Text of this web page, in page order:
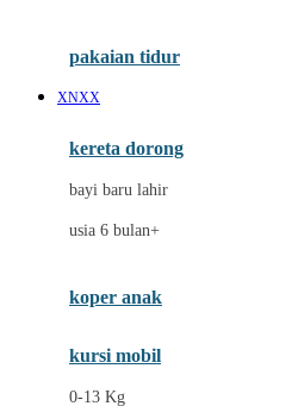
Drew
E
ELC
Ergobaby
Ezyroller
F
pakaian tidur
XNXX
kereta dorong
bayi baru lahir
usia 6 bulan+
koper anak
kursi mobil
0-13 Kg